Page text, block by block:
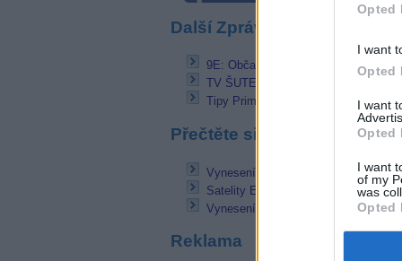
Opted
I want
Opted
I want
Opted
I want
of my
was
Opted
Další Zprávičky
9E: Občasné přenosy FOX Sports
TV ŠUTEL volně na satelitu Thor 6
Tipy Prima ZOOM: Příběhy z
Přečtěte si také
Vynesení satelitu Astra 5B odloženo
Satelity Express AT1 a Express AT2
Vynesení satelitu Thaicom 6 před
Reklama